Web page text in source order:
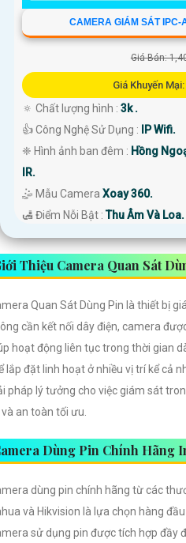
CAMERA GIÁM SÁT IPC-
Giá Bán:
Giá Khuyến
🔅 Chất lượng hình : 3k .
👍 Công Nghệ Sử Dụng :
IP Wifi.
❈ Hình ảnh ban đêm : Hồng
IR.
🤹 Mẫu Camera Xoay 360.
️🛃 Điểm Nỗi Bật :Thu Âm Và Loa.
Thiệu Camera Quan Sát
Quan Sát Dùng Pin là thiết bị
cần kết nối dây điện, camera
hoạt động liên tục trong thời gian
lắp đặt linh hoạt ở nhiều vị trí kể cả
pháp lý tưởng cho việc giám sát
an toàn tối ưu.
Dùng Pin Chính Hãng
dùng pin chính hãng từ các
và Hikvision là lựa chọn hàng
sử dụng pin được tích hợp đầy